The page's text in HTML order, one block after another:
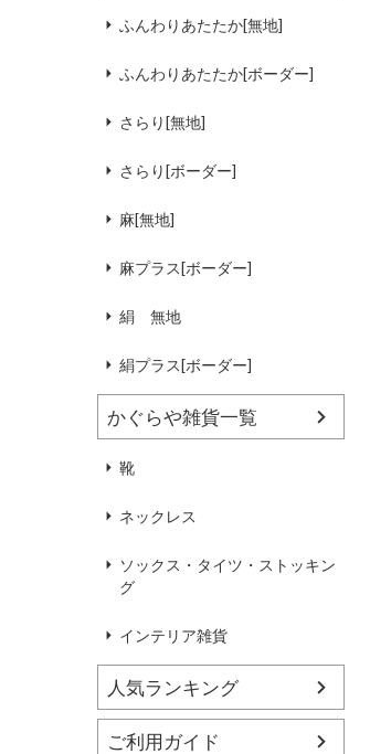
ふんわりあたたか[無地]
ふんわりあたたか[ボーダー]
さらり[無地]
さらり[ボーダー]
麻[無地]
麻プラス[ボーダー]
絹 無地
絹プラス[ボーダー]
かぐらや雑貨一覧
靴
ネックレス
ソックス・タイツ・ストッキン
グ
インテリア雑貨
人気ランキング
ご利用ガイド